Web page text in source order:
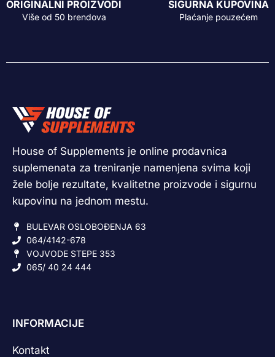
ORIGINALNI PROIZVODI
Više od 50 brendova
SIGURNA KUPOVINA
Plaćanje pouzećem
House of Supplements je online prodavnica
suplemenata za treniranje namenjena svima koji
žele bolje rezultate, kvalitetne proizvode i sigurnu
kupovinu na jednom mestu.
BULEVAR OSLOBOĐENJA 63
064/4142-678
VOJVODE STEPE 353
065/ 40 24 444
INFORMACIJE
Kontakt